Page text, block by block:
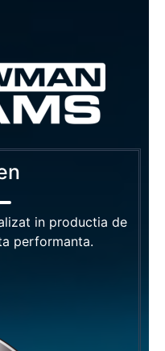
in productia de
performanta.